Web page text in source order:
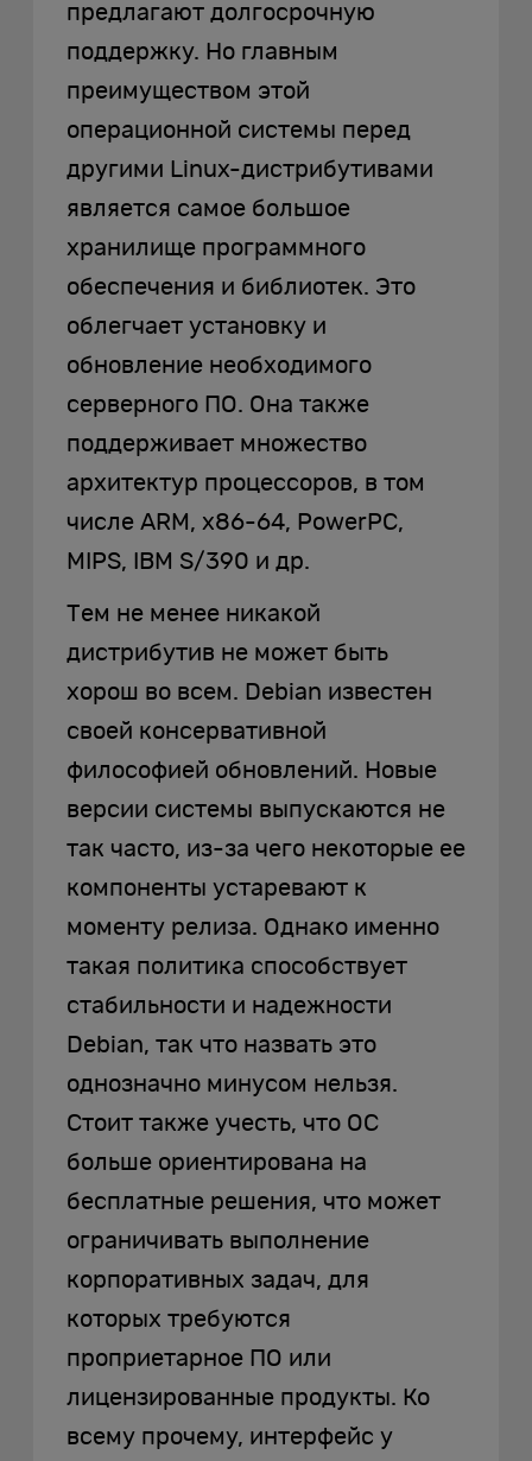
предлагают долгосрочную
поддержку. Но главным
преимуществом этой
операционной системы перед
другими Linux-дистрибутивами
является самое большое
хранилище программного
обеспечения и библиотек. Это
облегчает установку и
обновление необходимого
серверного ПО. Она также
поддерживает множество
архитектур процессоров, в том
числе ARM, x86-64, PowerPC,
MIPS, IBM S/390 и др.
Тем не менее никакой
дистрибутив не может быть
хорош во всем. Debian известен
своей консервативной
философией обновлений. Новые
версии системы выпускаются не
так часто, из-за чего некоторые ее
компоненты устаревают к
моменту релиза. Однако именно
такая политика способствует
стабильности и надежности
Debian, так что назвать это
однозначно минусом нельзя.
Стоит также учесть, что ОС
больше ориентирована на
бесплатные решения, что может
ограничивать выполнение
корпоративных задач, для
которых требуются
проприетарное ПО или
лицензированные продукты. Ко
всему прочему, интерфейс у